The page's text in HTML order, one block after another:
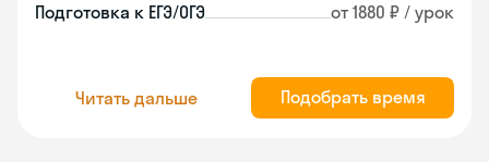
Подготовка к ЕГЭ/ОГЭ от 1880 ₽ / урок
Читать дальше Подобрать время